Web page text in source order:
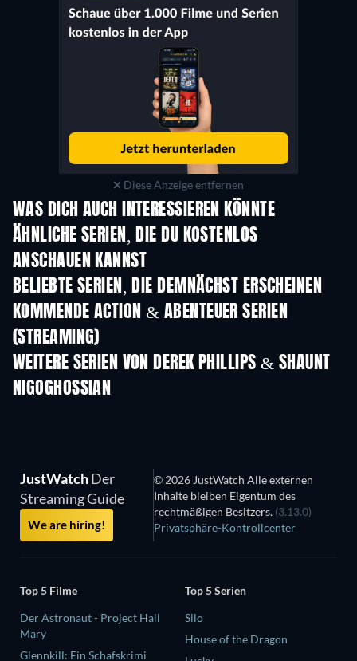
Diese Anzeige entfernen
WAS DICH AUCH INTERESSIEREN KÖNNTE
Serie Serie
ÄHNLICHE SERIEN, DIE DU KOSTENLOS
ANSCHAUEN KANNST
Serie
BELIEBTE SERIEN, DIE DEMNÄCHST ERSCHEINEN
Serie Serie
KOMMENDE ACTION & ABENTEUER SERIEN
(STREAMING)Staffel 2
WEITERE SERIEN VON DEREK PHILLIPS & SHAUNT
NIGOGHOSSIANSerie
JustWatchDer
Streaming Guide
We are hiring!
© 2026 JustWatch Alle externen
Inhalte bleiben Eigentum des
rechtmäßigen Besitzers. (3.13.0)
Privatsphäre-Kontrollcenter
Top 5 Filme
Der Astronaut - Project Hail
Mary
Glennkill: Ein Schafskrimi
Top 5 Serien
Silo
House of the Dragon